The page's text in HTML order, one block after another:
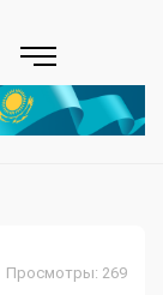
Просмотры: 269